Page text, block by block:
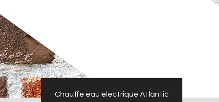
Chauffe eau electrique Atlantic